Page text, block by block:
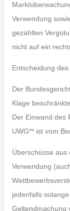
Verwendung
gezahlten
nicht auf ein
Entscheidung
Der
Klage
Der Einwand des
UWG** ist vom
Überschüsse aus
Verwendung
jedenfalls
Geltendmachung